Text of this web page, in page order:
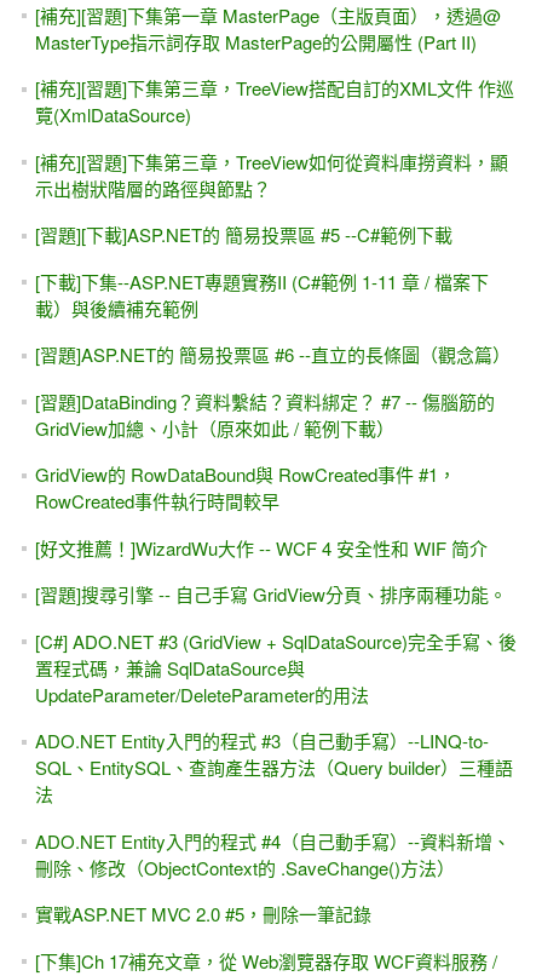
[補充][習題]下集第一章 MasterPage（主版頁面），透過@
MasterType指示詞存取 MasterPage的公開屬性 (Part II)
[補充][習題]下集第三章，TreeView搭配自訂的XML文件 作巡
覽(XmlDataSource)
[補充][習題]下集第三章，TreeView如何從資料庫撈資料，顯
示出樹狀階層的路徑與節點？
[習題][下載]ASP.NET的 簡易投票區 #5 --C#範例下載
[下載]下集--ASP.NET專題實務II (C#範例 1-11 章 / 檔案下
載）與後續補充範例
[習題]ASP.NET的 簡易投票區 #6 --直立的長條圖（觀念篇）
[習題]DataBinding？資料繫結？資料綁定？ #7 -- 傷腦筋的
GridView加總、小計（原來如此 / 範例下載）
GridView的 RowDataBound與 RowCreated事件 #1，
RowCreated事件執行時間較早
[好文推薦！]WizardWu大作 -- WCF 4 安全性和 WIF 简介
[習題]搜尋引擎 -- 自己手寫 GridView分頁、排序兩種功能。
[C#] ADO.NET #3 (GridView + SqlDataSource)完全手寫、後
置程式碼，兼論 SqlDataSource與
UpdateParameter/DeleteParameter的用法
ADO.NET Entity入門的程式 #3（自己動手寫）--LINQ-to-
SQL、EntitySQL、查詢產生器方法（Query builder）三種語
法
ADO.NET Entity入門的程式 #4（自己動手寫）--資料新增、
刪除、修改（ObjectContext的 .SaveChange()方法）
實戰ASP.NET MVC 2.0 #5，刪除一筆記錄
[下集]Ch 17補充文章，從 Web瀏覽器存取 WCF資料服務 /